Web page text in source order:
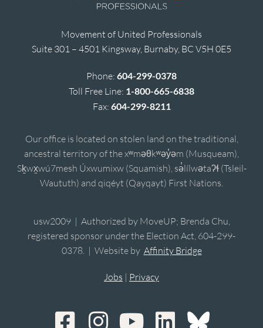
Movement of United Professionals
Suite 301 – 4501 Kingsway, Burnaby, BC V5H 0E5
Phone: 604-299-0378
Toll Free Line: 1-800-665-6838
Fax: 604-299-8211
Our office is located on stolen land on the traditional,
ancestral territory of the xʷməθkʷəy̓əm (Musqueam),
Sḵwx̱wú7mesh Úxwumixw (Squamish), sə̓lílwətaʔɬ (Tsleil-
Waututh) and qiqéyt (Qayqayt) First Nations.
usw2009 | Authorized by MoveUP; Brenda Chu,
registered sponsor under the Election Act, 604-299-
0378. | Website by Affinity Bridge
Jobs | Privacy